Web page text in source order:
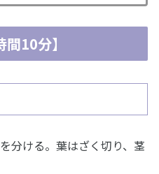
10分】
分ける。葉はざく切り、茎